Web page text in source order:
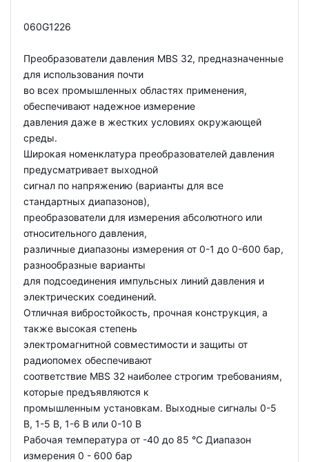
060G1226
Преобразователи давления MBS 32, предназначенные
для использования почти
во всех промышленных областях применения,
обеспечивают надежное измерение
давления даже в жестких условиях окружающей
среды.
Широкая номенклатура преобразователей давления
предусматривает выходной
сигнал по напряжению (варианты для все
стандартных диапазонов),
преобразователи для измерения абсолютного или
относительного давления,
различные диапазоны измерения от 0-1 до 0-600 бар,
разнообразные варианты
для подсоединения импульсных линий давления и
электрических соединений.
Отличная вибростойкость, прочная конструкция, а
также высокая степень
электромагнитной совместимости и защиты от
радиопомех обеспечивают
соответствие MBS 32 наиболее строгим требованиям,
которые предъявляются к
промышленным установкам. Выходные сигналы 0-5
В, 1-5 В, 1-6 В или 0-10 В
Рабочая температура от -40 до 85 °C Диапазон
измерения 0 - 600 бар